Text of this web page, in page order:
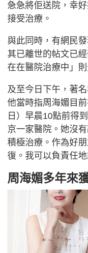
急急將佢送院，幸
接受治療。
與此同時，有網民
其已離世的帖文已
在在醫院治療中」則
及至今日下午，著
他當時指周海媚目
日）早晨10點前得
京一家醫院。她沒
積極治療。作為好
復。我可以負責任
周海媚多年來